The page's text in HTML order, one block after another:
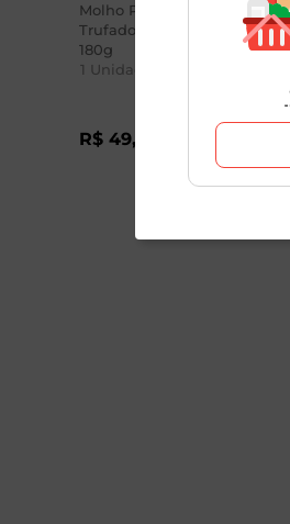
Molho Pesto Genovese
Trufado Vidro La Pastina
180g
1 Unidade
R$ 49,